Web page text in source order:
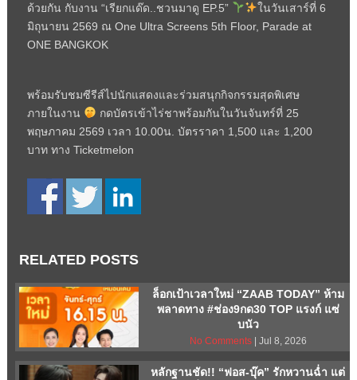
ด้วยกัน กับงาน “เรียกแด๊ด..ชวนมาดู EP.5”
ในวันเสาร์ที่ 6
มิถุนายน 2569 ณ One Ultra Screens 5th Floor, Parade at
ONE BANGKOK
พร้อมรับชมซีรีส์ไปนักแสดงและร่วมสนุกกิจกรรมสุดพิเศษ
ภายในงาน
กดบัตรเข้าไร่ชาพร้อมกันในวันจันทร์ที่ 25
พฤษภาคม 2569 เวลา 10.00น. บัตรราคา 1,500 และ 1,200
บาท ทาง Ticketmelon
RELATED POSTS
ล็อกเป้าเวลาใหม่ “ZAAB TODAY” ห้าม
พลาดทาง #ช่อง9กด30 TOP แรงก์ แซ่
บนัว
No Comments| Jul 8, 2026
หลักฐานชัด!! “ฟอส-บุ๊ค” รักหวานฉ่ำ แต่